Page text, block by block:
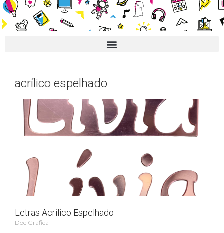
acrílico espelhado
Letras Acrílico Espelhado
Doc Gráfica